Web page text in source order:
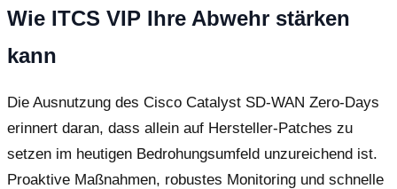
Wie ITCS VIP Ihre Abwehr stärken
kann
Die Ausnutzung des Cisco Catalyst SD-WAN Zero-Days
erinnert daran, dass allein auf Hersteller-Patches zu
setzen im heutigen Bedrohungsumfeld unzureichend ist.
Proaktive Maßnahmen, robustes Monitoring und schnelle